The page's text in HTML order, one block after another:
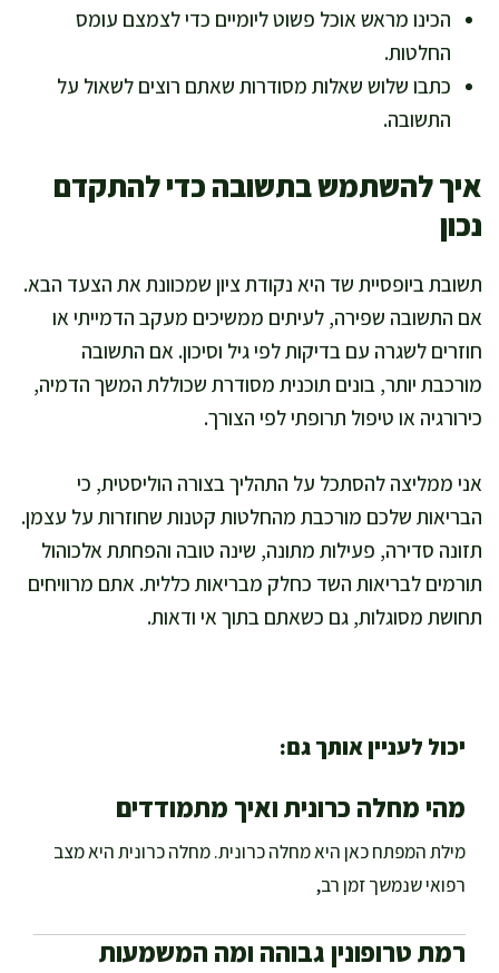
הכינו מראש אוכל פשוט ליומיים כדי לצמצם עומס
החלטות.
כתבו שלוש שאלות מסודרות שאתם רוצים לשאול על
התשובה.
איך להשתמש בתשובה כדי להתקדם
נכון
תשובת ביופסיית שד היא נקודת ציון שמכוונת את הצעד הבא.
אם התשובה שפירה, לעיתים ממשיכים מעקב הדמייתי או
חוזרים לשגרה עם בדיקות לפי גיל וסיכון. אם התשובה
מורכבת יותר, בונים תוכנית מסודרת שכוללת המשך הדמיה,
כירורגיה או טיפול תרופתי לפי הצורך.
אני ממליצה להסתכל על התהליך בצורה הוליסטית, כי
הבריאות שלכם מורכבת מהחלטות קטנות שחוזרות על עצמן.
תזונה סדירה, פעילות מתונה, שינה טובה והפחתת אלכוהול
תורמים לבריאות השד כחלק מבריאות כללית. אתם מרוויחים
תחושת מסוגלות, גם כשאתם בתוך אי ודאות.
יכול לעניין אותך גם:
מהי מחלה כרונית ואיך מתמודדים
מילת המפתח כאן היא מחלה כרונית. מחלה כרונית היא מצב
רפואי שנמשך זמן רב,
רמת טרופונין גבוהה ומה המשמעות